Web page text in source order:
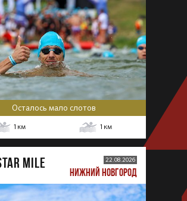
Осталось мало слотов
1 км 1 км
MILE 22.08.2026
НИЖНИЙ НОВГОРОД